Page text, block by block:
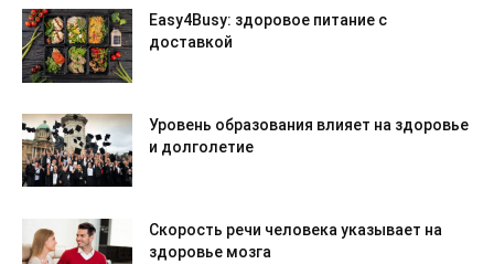
Easy4Busy: здоровое питание с
доставкой
Уровень образования влияет на здоровье
и долголетие
Скорость речи человека указывает на
здоровье мозга